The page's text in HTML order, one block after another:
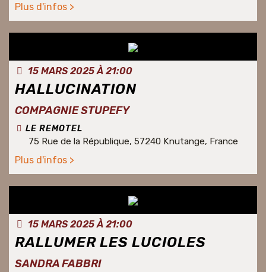
Plus d'infos >
15 MARS 2025 À 21:00
HALLUCINATION
COMPAGNIE STUPEFY
LE REMOTEL
75 Rue de la République, 57240 Knutange, France
Plus d'infos >
15 MARS 2025 À 21:00
RALLUMER LES LUCIOLES
SANDRA FABBRI